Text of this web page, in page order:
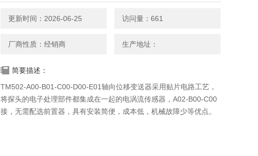
更新时间：2026-06-25 访问量：661
厂商性质：经销商 生产地址：
简要描述：
TM502-A00-B01-C00-D00-E01轴向位移变送器采用贴片电路工艺，
将探头的电子处理部件都集成在一起的电涡流传感器，A02-B00-C00
接，无需配选前置器，具有安装简便，成本低，机械故障少等优点。